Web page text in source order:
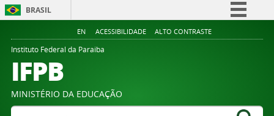
BRASIL
Simplifique!
Legislação
EN ACESSIBILIDADE ALTO CONTRASTE
Instituto Federal da Paraiba
IFPB
MINISTÉRIO DA EDUCAÇÃO
Buscar no portal